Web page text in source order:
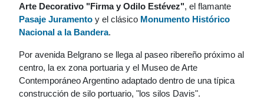
Arte Decorativo "Firma y Odilo Estévez", el flamante
Pasaje Juramento y el clásico Monumento Histórico
Nacional a la Bandera.
Por avenida Belgrano se llega al paseo ribereño próximo al
centro, la ex zona portuaria y el Museo de Arte
Contemporáneo Argentino adaptado dentro de una típica
construcción de silo portuario, "los silos Davis".